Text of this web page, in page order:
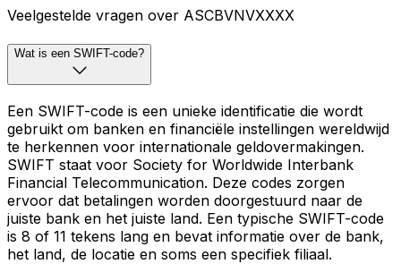
Veelgestelde vragen over ASCBVNVXXXX
Wat is een SWIFT-code?
Een SWIFT-code is een unieke identificatie die wordt
gebruikt om banken en financiële instellingen wereldwijd
te herkennen voor internationale geldovermakingen.
SWIFT staat voor Society for Worldwide Interbank
Financial Telecommunication. Deze codes zorgen
ervoor dat betalingen worden doorgestuurd naar de
juiste bank en het juiste land. Een typische SWIFT-code
is 8 of 11 tekens lang en bevat informatie over de bank,
het land, de locatie en soms een specifiek filiaal.